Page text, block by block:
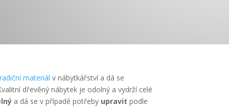
materiál v nábytkářství a dá se
dřevěný nábytek je odolný a vydrží celé
a dá se v případě potřeby upravit podle